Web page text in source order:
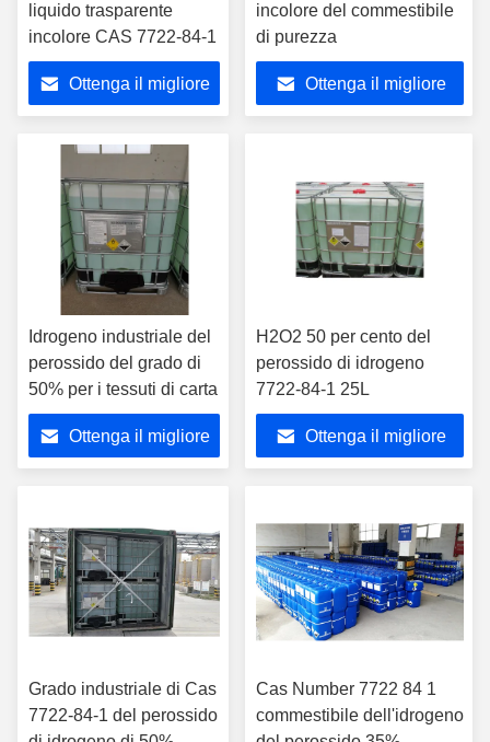
liquido trasparente
incolore CAS 7722-84-1
Ottenga il migliore
incolore del commestibile
di purezza
Ottenga il migliore
Idrogeno industriale del
perossido del grado di
50% per i tessuti di carta
Ottenga il migliore
H2O2 50 per cento del
perossido di idrogeno
7722-84-1 25L
Ottenga il migliore
Grado industriale di Cas
7722-84-1 del perossido
Cas Number 7722 84 1
commestibile dell'idrogeno